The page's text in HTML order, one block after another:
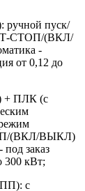
пуск/
СТОП/(ВКЛ/
-
от 0,12 до
ПЛК (с
(ВКЛ/ВЫКЛ)
под заказ
300 кВт;
с